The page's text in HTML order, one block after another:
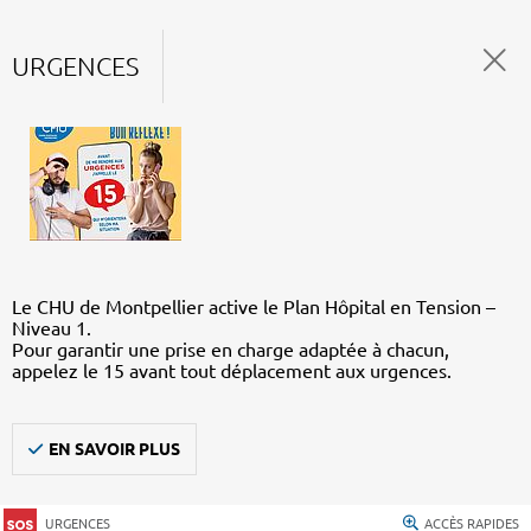
URGENCES
Le CHU de Montpellier active le Plan Hôpital en Tension –
Niveau 1.
Pour garantir une prise en charge adaptée à chacun,
appelez le 15 avant tout déplacement aux urgences.
EN SAVOIR PLUS
URGENCES ACCÈS RAPIDES